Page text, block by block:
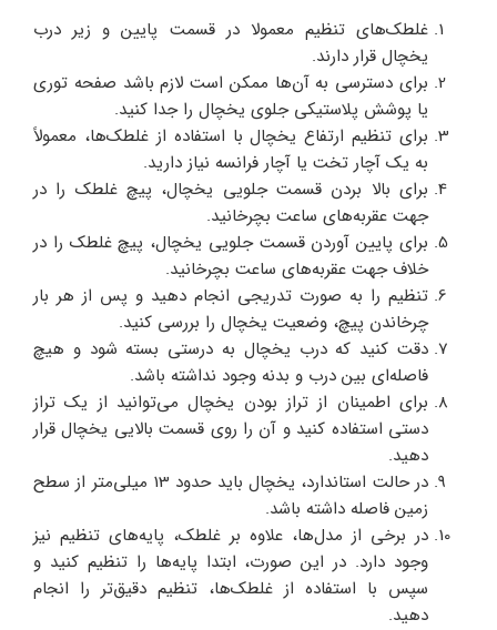
غلطک‌های تنظیم معمولا در قسمت پایین و زیر درب
یخچال قرار دارند.
برای دسترسی به آن‌ها ممکن است لازم باشد صفحه توری
یا پوشش پلاستیکی جلوی یخچال را جدا کنید.
برای تنظیم ارتفاع یخچال با استفاده از غلطک‌ها، معمولاً
به یک آچار تخت یا آچار فرانسه نیاز دارید.
برای بالا بردن قسمت جلویی یخچال، پیچ غلطک را در
جهت عقربه‌های ساعت بچرخانید.
برای پایین آوردن قسمت جلویی یخچال، پیچ غلطک را در
خلاف جهت عقربه‌های ساعت بچرخانید.
تنظیم را به صورت تدریجی انجام دهید و پس از هر بار
چرخاندن پیچ، وضعیت یخچال را بررسی کنید.
دقت کنید که درب یخچال به درستی بسته شود و هیچ
فاصله‌ای بین درب و بدنه وجود نداشته باشد.
برای اطمینان از تراز بودن یخچال می‌توانید از یک تراز
دستی استفاده کنید و آن را روی قسمت بالایی یخچال قرار
دهید.
در حالت استاندارد، یخچال باید حدود 13 میلی‌متر از سطح
زمین فاصله داشته باشد.
در برخی از مدل‌ها، علاوه بر غلطک، پایه‌های تنظیم نیز
وجود دارد. در این صورت، ابتدا پایه‌ها را تنظیم کنید و
سپس با استفاده از غلطک‌ها، تنظیم دقیق‌تر را انجام
دهید.